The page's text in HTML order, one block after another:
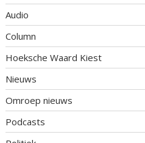
Audio
Column
Hoeksche Waard Kiest
Nieuws
Omroep nieuws
Podcasts